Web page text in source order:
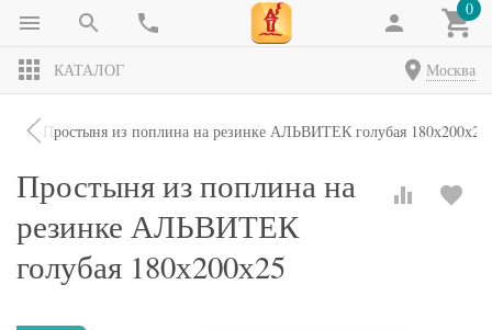
0
КАТАЛОГ Москва
Простыня из поплина на резинке АЛЬВИТЕК голубая 180х200х25
Простыня из поплина на
резинке АЛЬВИТЕК
голубая 180х200х25